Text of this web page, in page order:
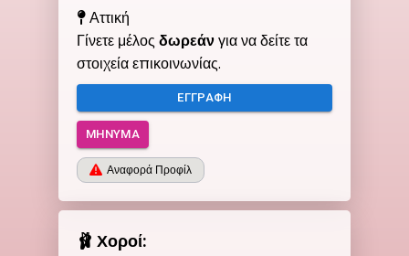
Αττική
Γίνετε μέλοςδωρεάνγια να δείτε τα
στοιχεία επικοινωνίας.
ΕΓΓΡΑΦΉ
ΜΉΝΥΜΑ
Αναφορά Προφίλ
🩰 Χοροί: